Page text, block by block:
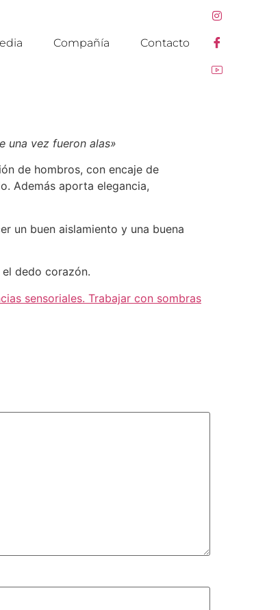
Compañía Contacto
una vez fueron alas»
de hombros, con encaje de
Además aporta elegancia,
un buen aislamiento y una buena
dedo corazón.
sensoriales. Trabajar con sombras